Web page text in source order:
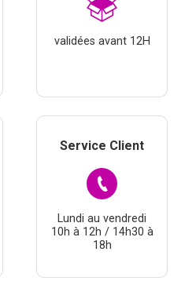
validées avant 12H
Service Client
Lundi au vendredi
10h à 12h / 14h30 à
18h